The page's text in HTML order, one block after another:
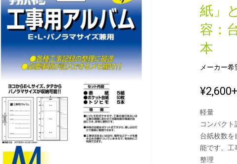
新製品一覧
紙」
容：
本
メーカー
¥2,600
軽量
コンパク
台紙枚数を
能です。工
整理